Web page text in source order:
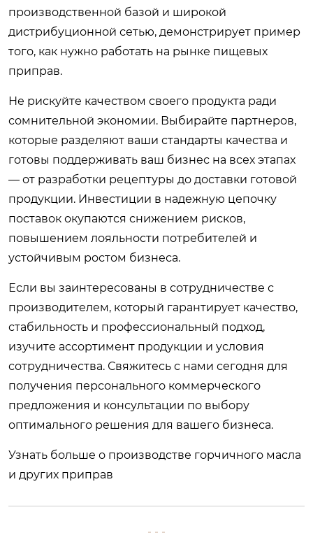
производственной базой и широкой
дистрибуционной сетью, демонстрирует пример
того, как нужно работать на рынке пищевых
приправ.
Не рискуйте качеством своего продукта ради
сомнительной экономии. Выбирайте партнеров,
которые разделяют ваши стандарты качества и
готовы поддерживать ваш бизнес на всех этапах
— от разработки рецептуры до доставки готовой
продукции. Инвестиции в надежную цепочку
поставок окупаются снижением рисков,
повышением лояльности потребителей и
устойчивым ростом бизнеса.
Если вы заинтересованы в сотрудничестве с
производителем, который гарантирует качество,
стабильность и профессиональный подход,
изучите ассортимент продукции и условия
сотрудничества. Свяжитесь с нами сегодня для
получения персонального коммерческого
предложения и консультации по выбору
оптимального решения для вашего бизнеса.
Узнать больше о производстве горчичного масла
и других приправ